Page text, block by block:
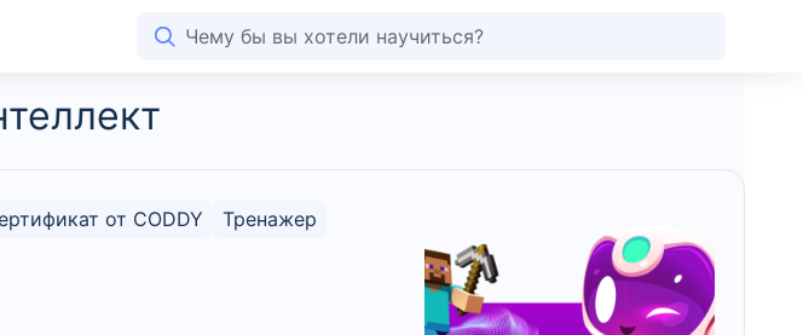
от CODDY Тренажер